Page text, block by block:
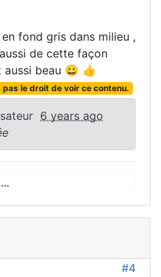
fond gris dans milieu ,
de cette façon
aussi beau 😀 👍
pas le droit de voir ce contenu.
6 years ago
#4